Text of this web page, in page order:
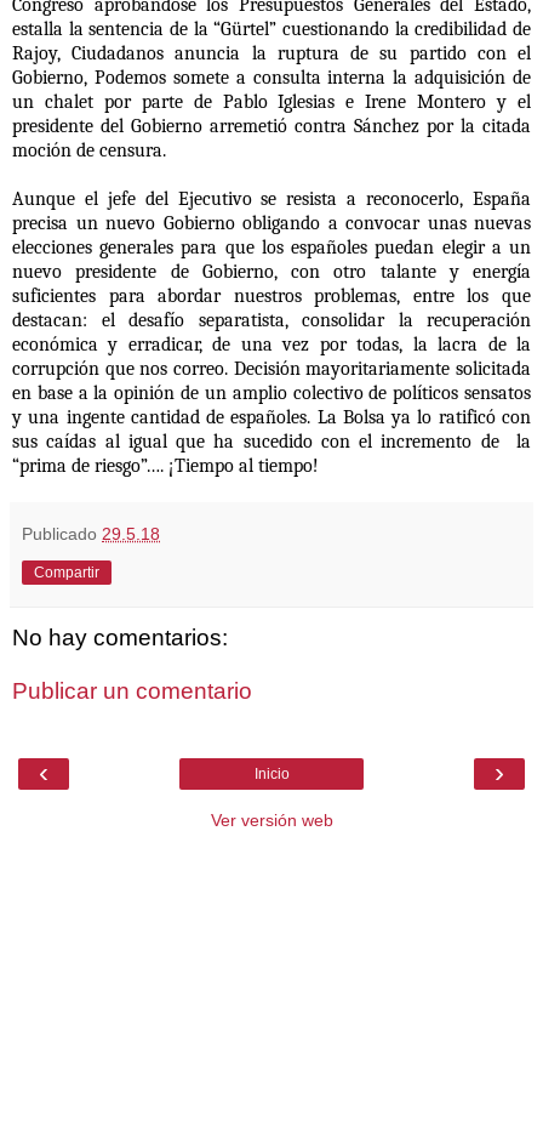
Congreso aprobándose los Presupuestos Generales del Estado,
estalla la sentencia de la “Gürtel” cuestionando la credibilidad de
Rajoy, Ciudadanos anuncia la ruptura de su partido con el
Gobierno, Podemos somete a consulta interna la adquisición de
un chalet por parte de Pablo Iglesias e Irene Montero y el
presidente del Gobierno arremetió contra Sánchez por la citada
moción de censura.
Aunque el jefe del Ejecutivo se resista a reconocerlo, España
precisa un nuevo Gobierno obligando a convocar unas nuevas
elecciones generales para que los españoles puedan elegir a un
nuevo presidente de Gobierno, con otro talante y energía
suficientes para abordar nuestros problemas, entre los que
destacan: el desafío separatista, consolidar la recuperación
económica y erradicar, de una vez por todas, la lacra de la
corrupción que nos correo. Decisión mayoritariamente solicitada
en base a la opinión de un amplio colectivo de políticos sensatos
y una ingente cantidad de españoles. La Bolsa ya lo ratificó con
sus caídas al igual que ha sucedido con el incremento de la
“prima de riesgo”…. ¡Tiempo al tiempo!
Publicado 29.5.18
Compartir
No hay comentarios:
Publicar un comentario
‹ ›
Inicio
Ver versión web